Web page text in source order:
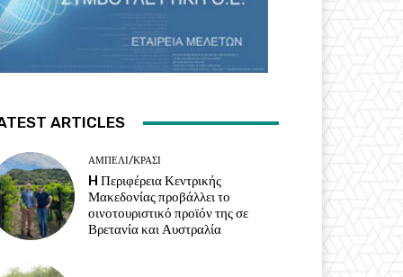
ARTICLES
ΑΜΠΈΛΙ/ΚΡΑΣΊ
H Περιφέρεια Κεντρικής
Μακεδονίας προβάλλει το
οινοτουριστικό προϊόν της σε
Βρετανία και Αυστραλία